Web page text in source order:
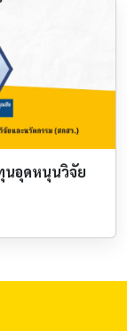
นอุดหนุนวิจัย